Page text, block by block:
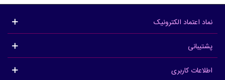
نماد اعتماد الکترونیک
پشتیبانی
اطلاعات کاربری